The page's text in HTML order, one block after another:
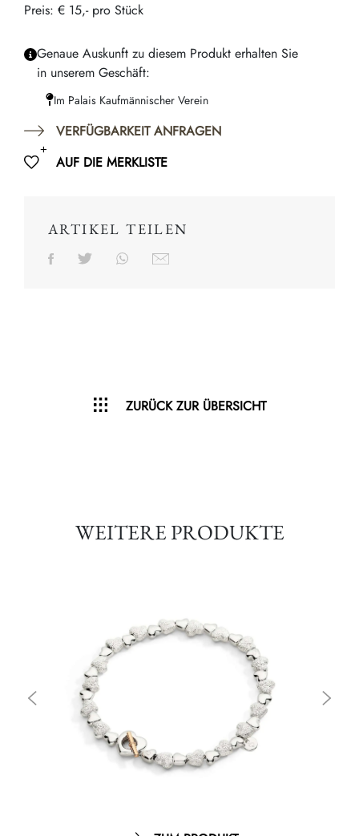
Preis: € 15,- pro Stück
Genaue Auskunft zu diesem Produkt erhalten Sie
in unserem Geschäft:
Im Palais Kaufmännischer Verein
VERFÜGBARKEIT ANFRAGEN
AUF DIE MERKLISTE
ARTIKEL TEILEN
ZURÜCK ZUR ÜBERSICHT
WEITERE PRODUKTE